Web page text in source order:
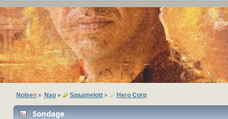
Noisen » Nao» Spaamelott» Hero Corp
Sondage